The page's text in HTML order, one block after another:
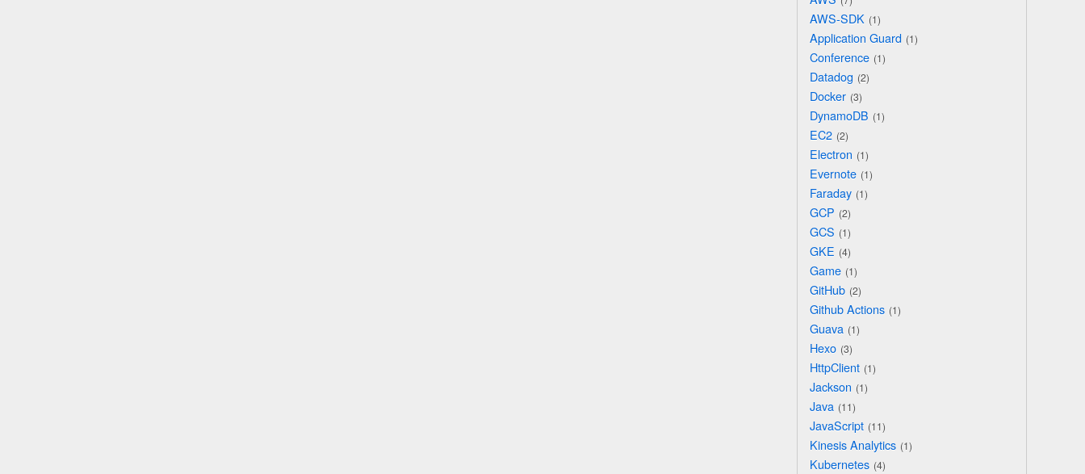
AWS-SDK 1
Application Guard 1
Conference 1
Datadog 2
Docker 3
DynamoDB 1
EC2 2
Electron 1
Evernote 1
Faraday 1
GCP 2
GCS 1
GKE 4
Game 1
GitHub 2
Github Actions 1
Guava 1
Hexo 3
HttpClient 1
Jackson 1
Java 11
JavaScript 11
Kinesis Analytics 1
Kubernetes 4